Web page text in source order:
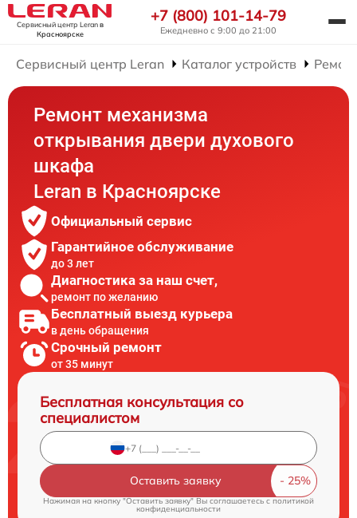
Сервисный центр Leranв
Красноярске
+7 (800) 101-14-79
Ежедневно с 9:00 до 21:00
Сервисный центр Leran Каталог устройств
Ремонт механизма
открывания двери духового
шкафа
Leran в Красноярске
Официальный сервис
Гарантийное обслуживание
до 3 лет
Диагностика за наш счет,
ремонт по желанию
Бесплатный выезд курьера
в день обращения
Срочный ремонт
от 35 минут
Бесплатная консультация со
специалистом
Оставить заявку
Нажимая на кнопку "Оставить заявку" Вы соглашаетесь c политикой
конфиденциальности